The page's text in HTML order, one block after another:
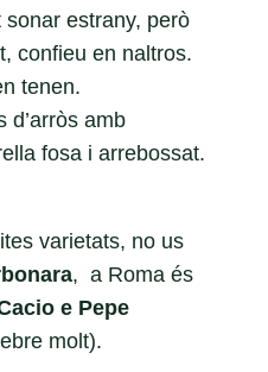
estrany, però
confieu en naltros.
tenen.
d’arròs amb
fosa i arrebossat.
varietats, no us
, a Roma és
e Pepe
molt).